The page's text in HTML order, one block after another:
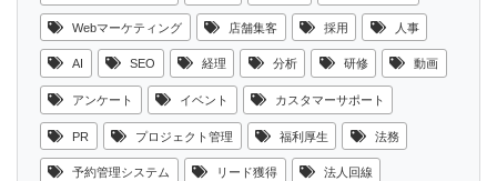
Webマーケティング 店舗集客 採用 人事
AI SEO 経理 分析 研修 動画
アンケート イベント カスタマーサポート
PR プロジェクト管理 福利厚生 法務
予約管理システム リード獲得 法人回線